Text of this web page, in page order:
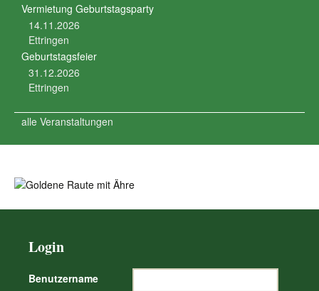
Vermietung Geburtstagsparty
14.11.2026
Ettringen
Geburtstagsfeier
31.12.2026
Ettringen
alle Veranstaltungen
Login
Benutzername